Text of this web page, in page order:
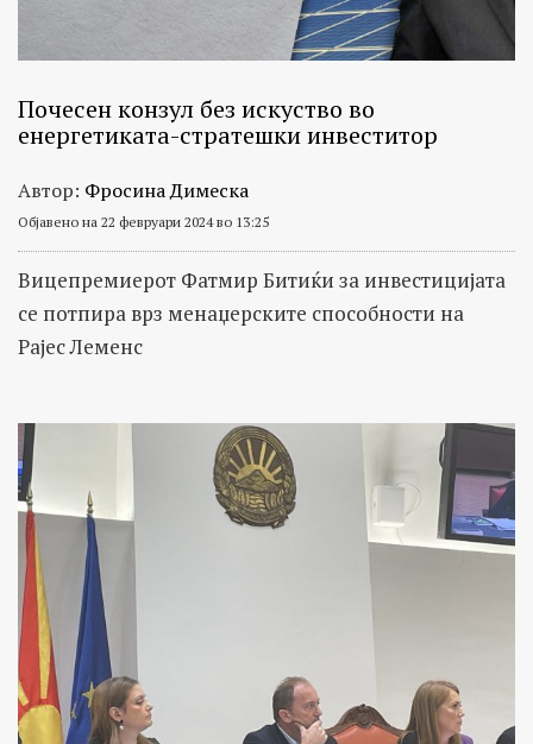
Почесен конзул без искуство во
енергетиката-стратешки инвеститор
Автор: Фросина Димеска
Објавено на 22 февруари 2024 во 13:25
Вицепремиерот Фатмир Битиќи за инвестицијата
се потпира врз менаџерските способности на
Рајес Леменс